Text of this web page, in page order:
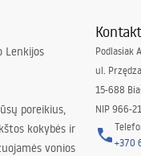
Lenkijos
poreikius,
kokybės ir
vonios
Podlasiak
ul.
15-688
NIP 966-
+370